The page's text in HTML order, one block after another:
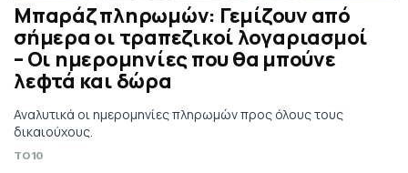
Μπαράζ πληρωμών: Γεμίζουν από
σήμερα οι τραπεζικοί λογαριασμοί
– Οι ημερομηνίες που θα μπούνε
λεφτά και δώρα
Αναλυτικά οι ημερομηνίες πληρωμών προς όλους τους
δικαιούχους.
TO10